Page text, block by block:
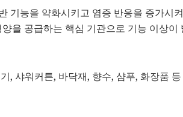
기능을 약화시키고 염증 반응을 증가시
을 공급하는 핵심 기관으로 기능 이상
, 샤워커튼, 바닥재, 향수, 샴푸, 화장품